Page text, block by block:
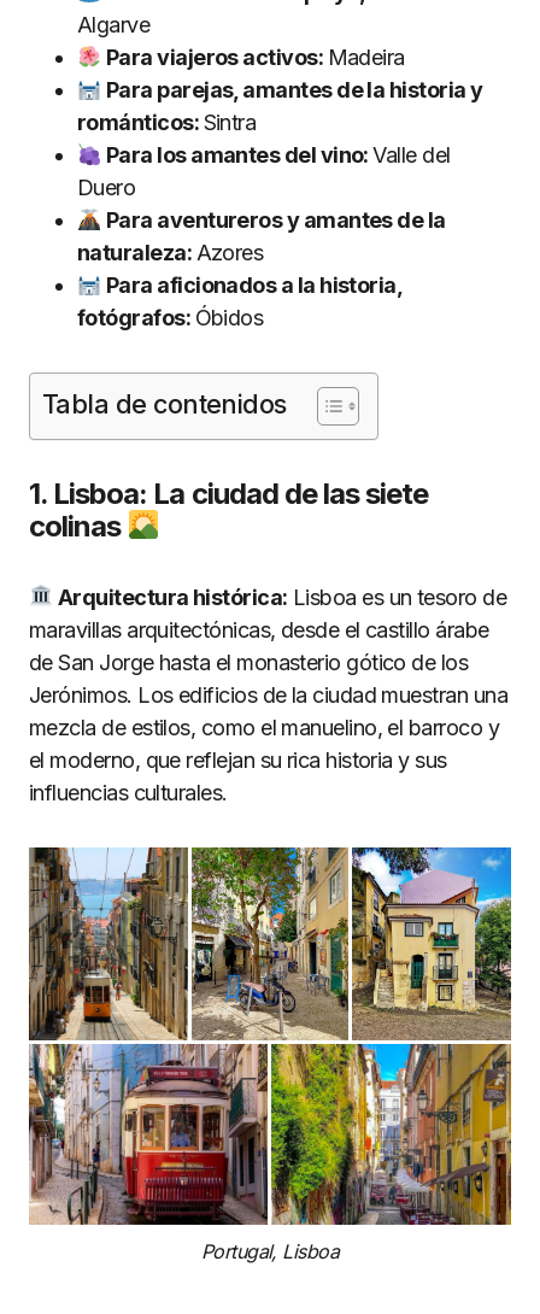
Algarve
Para viajeros activos: Madeira
Para parejas, amantes de la historia y
románticos:Sintra
Para los amantes del vino:Valle del
Duero
Para aventureros y amantes de la
naturaleza: Azores
Para aficionados a la historia,
fotógrafos: Óbidos
Tabla de contenidos
1. Lisboa: La ciudad de las siete
colinas
Arquitectura histórica: Lisboa es un tesoro de
maravillas arquitectónicas, desde el castillo árabe
de San Jorge hasta el monasterio gótico de los
Jerónimos. Los edificios de la ciudad muestran una
mezcla de estilos, como el manuelino, el barroco y
el moderno, que reflejan su rica historia y sus
influencias culturales.
Portugal, Lisboa